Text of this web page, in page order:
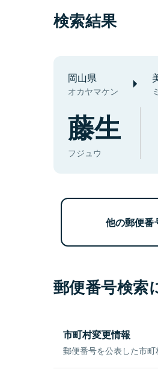
検索結果
岡山県
オカヤマケン
藤生
フジュウ
他の郵便番
郵便番号検索
市町村変更情報
郵便番号を公表した市町